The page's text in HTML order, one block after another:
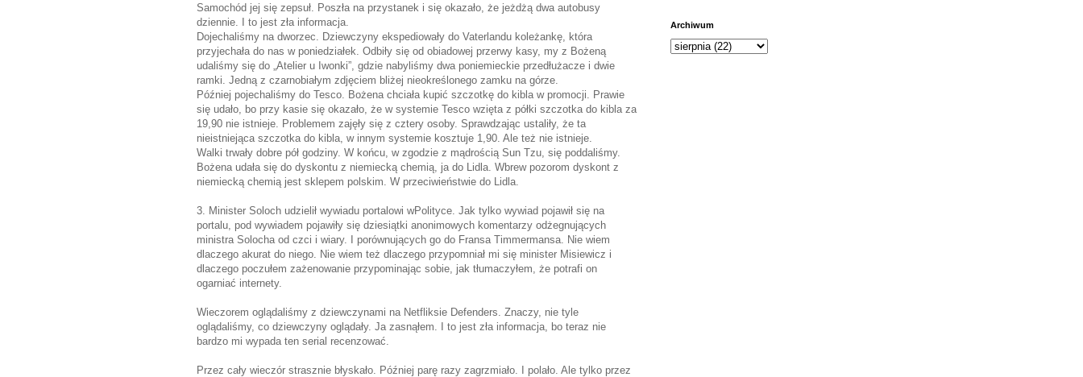
Samochód jej się zepsuł. Poszła na przystanek i się okazało, że jeżdżą dwa autobusy
dziennie. I to jest zła informacja.
Dojechaliśmy na dworzec. Dziewczyny ekspediowały do Vaterlandu koleżankę, która
przyjechała do nas w poniedziałek. Odbiły się od obiadowej przerwy kasy, my z Bożeną
udaliśmy się do „Atelier u Iwonki”, gdzie nabyliśmy dwa poniemieckie przedłużacze i dwie
ramki. Jedną z czarnobiałym zdjęciem bliżej nieokreślonego zamku na górze.
Później pojechaliśmy do Tesco. Bożena chciała kupić szczotkę do kibla w promocji. Prawie
się udało, bo przy kasie się okazało, że w systemie Tesco wzięta z półki szczotka do kibla za
19,90 nie istnieje. Problemem zajęły się z cztery osoby. Sprawdzając ustaliły, że ta
nieistniejąca szczotka do kibla, w innym systemie kosztuje 1,90. Ale też nie istnieje.
Walki trwały dobre pół godziny. W końcu, w zgodzie z mądrością Sun Tzu, się poddaliśmy.
Bożena udała się do dyskontu z niemiecką chemią, ja do Lidla. Wbrew pozorom dyskont z
niemiecką chemią jest sklepem polskim. W przeciwieństwie do Lidla.
3. Minister Soloch udzielił wywiadu portalowi wPolityce. Jak tylko wywiad pojawił się na
portalu, pod wywiadem pojawiły się dziesiątki anonimowych komentarzy odżegnujących
ministra Solocha od czci i wiary. I porównujących go do Fransa Timmermansa. Nie wiem
dlaczego akurat do niego. Nie wiem też dlaczego przypomniał mi się minister Misiewicz i
dlaczego poczułem zażenowanie przypominając sobie, jak tłumaczyłem, że potrafi on
ogarniać internety.
Wieczorem oglądaliśmy z dziewczynami na Netfliksie Defenders. Znaczy, nie tyle
oglądaliśmy, co dziewczyny oglądały. Ja zasnąłem. I to jest zła informacja, bo teraz nie
bardzo mi wypada ten serial recenzować.
Przez cały wieczór strasznie błyskało. Później parę razy zagrzmiało. I polało. Ale tylko przez
Archiwum